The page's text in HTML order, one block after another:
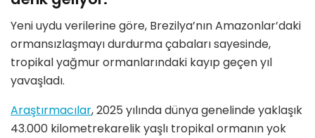
Yeni uydu verilerine göre, Brezilya’nın Amazonlar’daki
ormansızlaşmayı durdurma çabaları sayesinde,
tropikal yağmur ormanlarındaki kayıp geçen yıl
yavaşladı.
Araştırmacılar, 2025 yılında dünya genelinde yaklaşık
43.000 kilometrekarelik yaşlı tropikal ormanın yok